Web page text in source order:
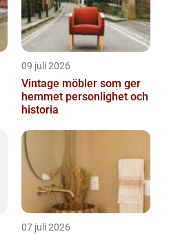
09 juli 2026
Vintage möbler som ger
hemmet personlighet och
historia
07 juli 2026